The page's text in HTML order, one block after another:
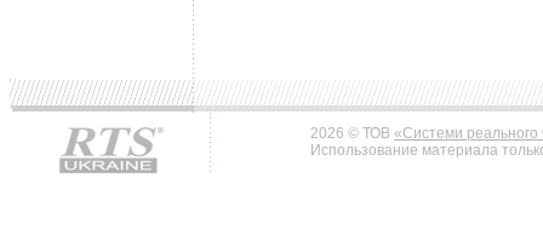
2026 © ТОВ «Системи реального
Использование материала